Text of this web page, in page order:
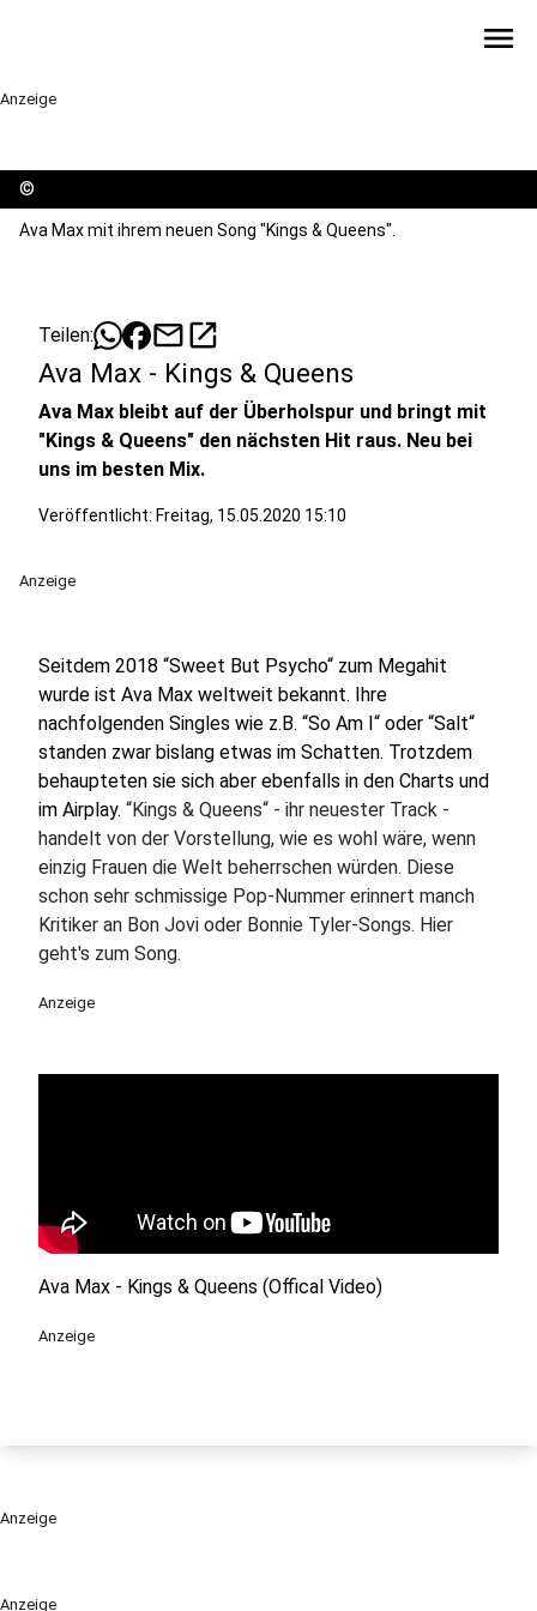
menu
Anzeige
Anzeige
©
Ava Max mit ihrem neuen Song "Kings & Queens".
Teilen: mailopen_in_new
Ava Max - Kings & Queens
Ava Max bleibt auf der Überholspur und bringt mit
"Kings & Queens" den nächsten Hit raus. Neu bei
uns im besten Mix.
Veröffentlicht: Freitag, 15.05.2020 15:10
Anzeige
Seitdem 2018 “Sweet But Psycho“ zum Megahit
wurde ist Ava Max weltweit bekannt. Ihre
nachfolgenden Singles wie z.B. “So Am I“ oder “Salt“
standen zwar bislang etwas im Schatten. Trotzdem
behaupteten sie sich aber ebenfalls in den Charts und
im Airplay. “Kings & Queens“ - ihr neuester Track -
handelt von der Vorstellung, wie es wohl wäre, wenn
einzig Frauen die Welt beherrschen würden. Diese
schon sehr schmissige Pop-Nummer erinnert manch
Kritiker an Bon Jovi oder Bonnie Tyler-Songs. Hier
geht's zum Song.
Anzeige
Ava Max - Kings & Queens (Offical Video)
Anzeige
Anzeige